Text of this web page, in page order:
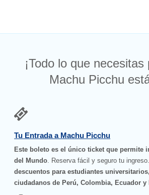
¡Todo lo que
Machu Picchu
Tu Entrada a Machu Picchu
Este boleto es el único ticket que permite
del Mundo. Reserva fácil y seguro tu
descuentos para estudiantes
ciudadanos de Perú, Colombia, Ecuador y